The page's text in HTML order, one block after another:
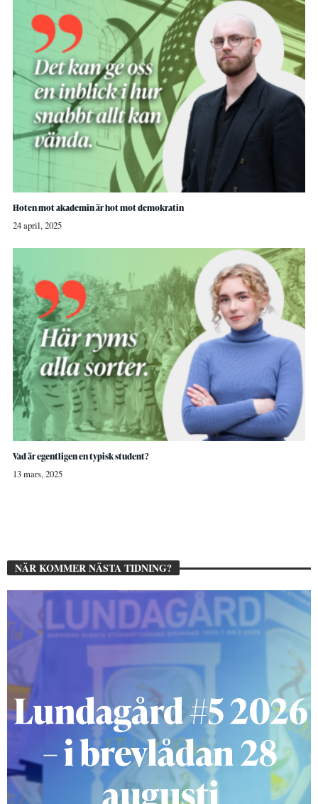
Hoten mot akademin är hot mot demokratin
24 april, 2025
Vad är egentligen en typisk student?
13 mars, 2025
NÄR KOMMER NÄSTA TIDNING?